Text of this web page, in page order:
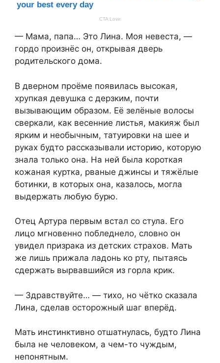
— Мама, папа… Это Лина. Моя невеста, —
гордо произнёс он, открывая дверь
родительского дома.
В дверном проёме появилась высокая,
хрупкая девушка с дерзким, почти
вызывающим образом. Её зелёные волосы
сверкали, как весенние листья, макияж был
ярким и необычным, татуировки на шее и
руках будто рассказывали историю, которую
знала только она. На ней была короткая
кожаная куртка, рваные джинсы и тяжёлые
ботинки, в которых она, казалось, могла
выдержать любую бурю.
Отец Артура первым встал со стула. Его
лицо мгновенно побледнело, словно он
увидел призрака из детских страхов. Мать
же лишь прижала ладонь ко рту, пытаясь
сдержать вырвавшийся из горла крик.
— Здравствуйте… — тихо, но чётко сказала
Лина, сделав осторожный шаг вперёд.
Мать инстинктивно отшатнулась, будто Лина
была не человеком, а чем-то чуждым,
непонятным.